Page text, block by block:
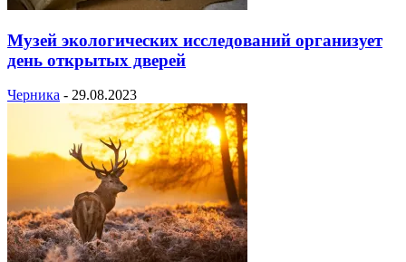
Музей экологических исследований организует
день открытых дверей
Черника - 29.08.2023